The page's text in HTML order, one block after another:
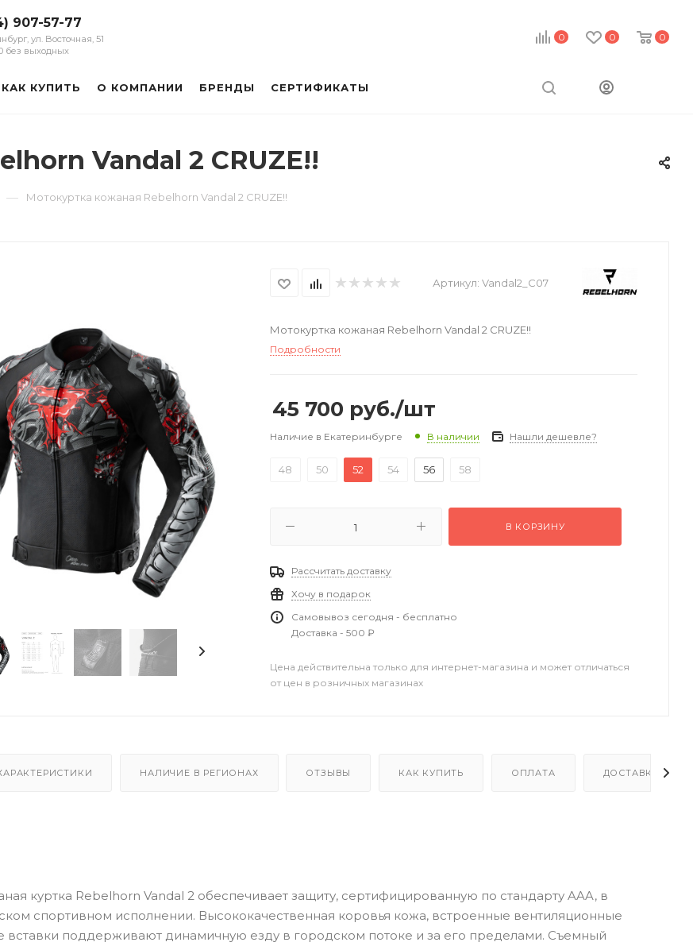
0 0 0
907-57-77
ул. Восточная, 51
без выходных
КАК КУПИТЬ О КОМПАНИИ БРЕНДЫ СЕРТИФИКАТЫ
Vandal 2 CRUZE!!
— Мотокуртка кожаная Rebelhorn Vandal 2 CRUZE!!
Артикул: Vandal2_C07
Мотокуртка кожаная Rebelhorn Vandal 2 CRUZE!!
Подробности
45 700 руб./шт
Наличие в Екатеринбурге В наличии Нашли дешевле?
48 50 52 54 56 58
В КОРЗИНУ
Рассчитать доставку
Хочу в подарок
Самовывоз сегодня - бесплатно
Доставка - 500 ₽
Цена действительна только для интернет-магазина и может отличаться
от цен в розничных магазинах
НАЛИЧИЕ В РЕГИОНАХ ОТЗЫВЫ КАК КУПИТЬ ОПЛАТА ДОСТАВКА
куртка Rebelhorn Vandal 2 обеспечивает защиту, сертифицированную по стандарту AAA, в
спортивном исполнении. Высококачественная коровья кожа, встроенные вентиляционные
вставки поддерживают динамичную езду в городском потоке и за его пределами. Съемный